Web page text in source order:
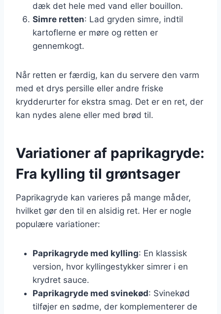
dæk det hele med vand eller bouillon.
Simre retten: Lad gryden simre, indtil
kartoflerne er møre og retten er
gennemkogt.
Når retten er færdig, kan du servere den varm
med et drys persille eller andre friske
krydderurter for ekstra smag. Det er en ret, der
kan nydes alene eller med brød til.
Variationer af paprikagryde:
Fra kylling til grøntsager
Paprikagryde kan varieres på mange måder,
hvilket gør den til en alsidig ret. Her er nogle
populære variationer:
Paprikagryde med kylling: En klassisk
version, hvor kyllingestykker simrer i en
krydret sauce.
Paprikagryde med svinekød: Svinekød
tilføjer en sødme, der komplementerer de